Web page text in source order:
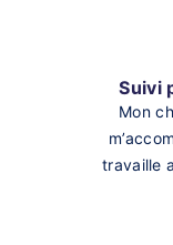
Suivi
Mon
travaille